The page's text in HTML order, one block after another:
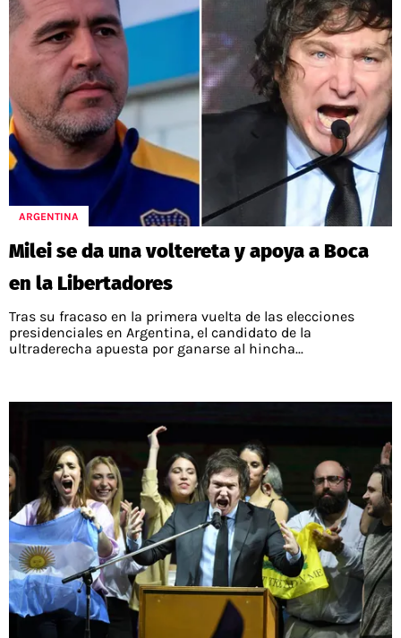
ARGENTINA
Milei se da una voltereta y apoya a Boca
en la Libertadores
Tras su fracaso en la primera vuelta de las elecciones
presidenciales en Argentina, el candidato de la
ultraderecha apuesta por ganarse al hincha...